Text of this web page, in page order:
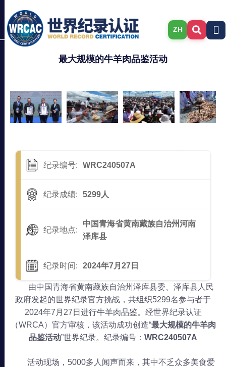
ZH
最大规模的牛羊肉品鉴活动
纪录编号: WRC240507A
纪录成绩: 5299人
纪录地点:
中国青海省黄南藏族自治州河南
泽库县
纪录时间: 2024年7月27日
由中国青海省黄南藏族自治州泽库县委、泽库县人民
政府发起的世界纪录官方挑战，共组织5299名参与者于
2024年7月27日进行牛羊肉品鉴。经世界纪录认证
（WRCA）官方审核，该活动成功创造“最大规模的牛羊肉
品鉴活动”世界纪录。纪录编号： WRC240507A
活动现场，5000多人闻声而来，其中不乏众多美食爱